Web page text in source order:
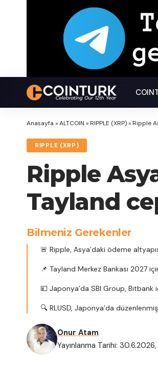
Anasayfa »ALTCOIN »RIPPLE (XRP)»Ripple
RIPPLE (XRP)
Ripple
Tayland
Bilmeniz Gerekenler
🚨 Ripple, Asya’daki ödeme
📌 Tayland Merkez Bankası 2027
💴 Japonya’da SBI Group, Bitbank
🔍 RLUSD, Japonya’da
Yayınlanma Tarihi:
Onur Atam